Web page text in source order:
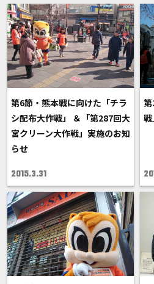
第6節・熊本戦に向けた「チラ
シ配布大作戦」 ＆「第287回大
宮クリーン大作戦」実施のお知
らせ
2015.3.31